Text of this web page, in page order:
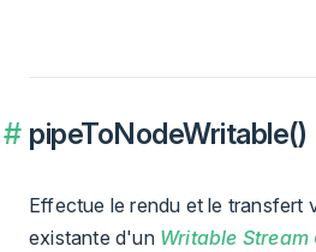
pipeToNodeWritable()
Effectue le rendu et le transfert
existante d'un Writable Stream